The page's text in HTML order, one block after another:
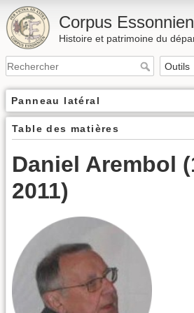
Corpus Essonnien
Histoire et patrimoine du
Panneau latéral
Table des matières
Daniel Arembol
2011)